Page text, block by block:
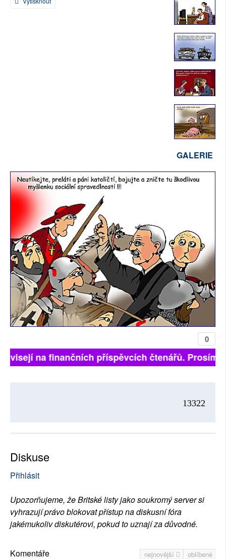
GALERIE
0
na finančních příspěvcích čtenářů.
13322
Diskuse
Přihlásit
Upozorňujeme, že Britské listy jako soukromý server si
vyhrazují právo blokovat přístup na diskusní fóra
jakémukoliv diskutérovi, pokud to uznají za důvodné.
nejnovější oblíbené
Komentáře